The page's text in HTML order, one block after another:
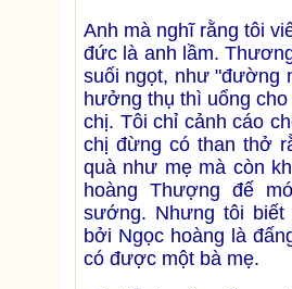
Anh mà nghĩ rằng tôi
đức là anh lầm.
suối ngọt, như "đường
hưởng thụ thì uổng
chị. Tôi chỉ cảnh cáo
chị đừng có than thở
quà như mẹ mà còn
hoàng Thượng đế
sướng. Nhưng tôi biết
bởi Ngọc hoàng là
có được một bà mẹ.